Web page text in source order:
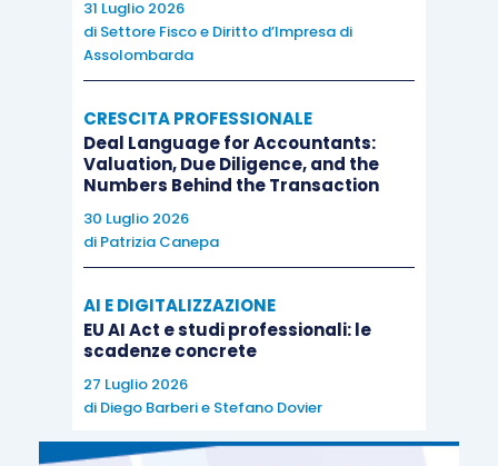
31 Luglio 2026
di Settore Fisco e Diritto d’Impresa di
Assolombarda
CRESCITA PROFESSIONALE
Deal Language for Accountants:
Valuation, Due Diligence, and the
Numbers Behind the Transaction
30 Luglio 2026
di Patrizia Canepa
AI E DIGITALIZZAZIONE
EU AI Act e studi professionali: le
scadenze concrete
27 Luglio 2026
di Diego Barberie Stefano Dovier